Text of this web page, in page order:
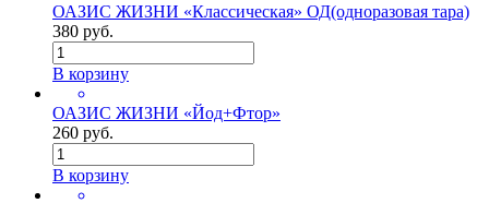
ОАЗИС ЖИЗНИ «Классическая» ОД(одноразовая тара)
380 руб.
В корзину
ОАЗИС ЖИЗНИ «Йод+Фтор»
260 руб.
В корзину